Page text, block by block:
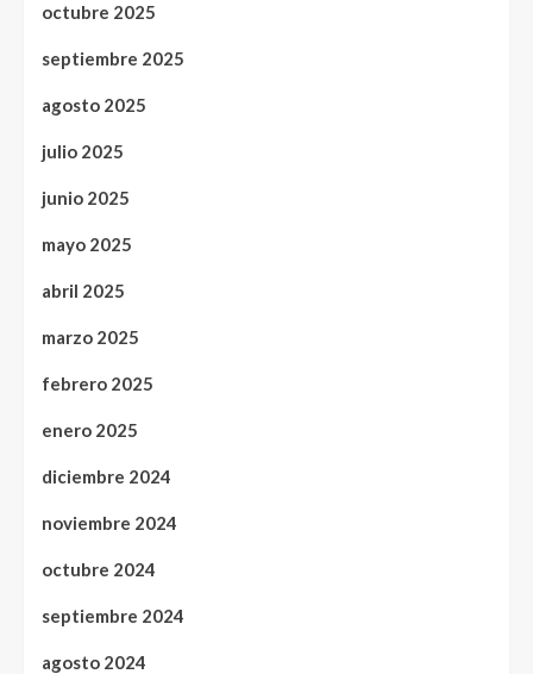
octubre 2025
septiembre 2025
agosto 2025
julio 2025
junio 2025
mayo 2025
abril 2025
marzo 2025
febrero 2025
enero 2025
diciembre 2024
noviembre 2024
octubre 2024
septiembre 2024
agosto 2024